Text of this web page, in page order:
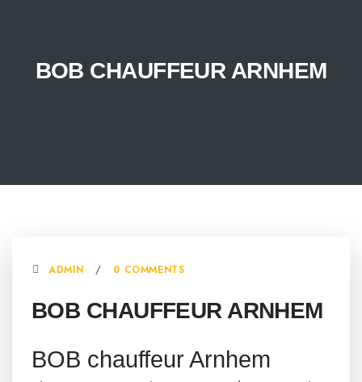
BOB CHAUFFEUR ARNHEM
ADMIN 0 COMMENTS
BOB CHAUFFEUR ARNHEM
BOB chauffeur Arnhem